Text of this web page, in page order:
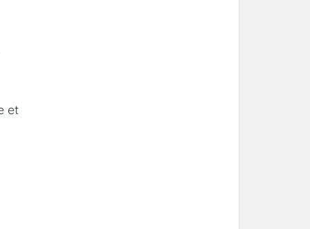
et